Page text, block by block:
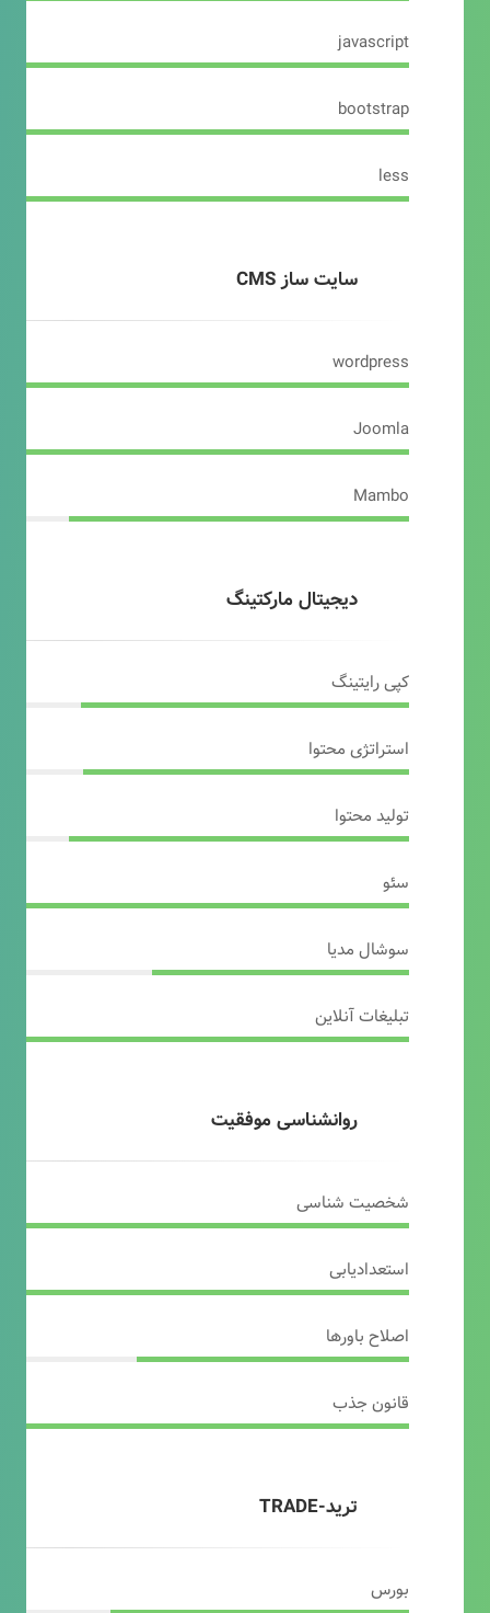
javascript
bootstrap
less
سایت ساز CMS
wordpress
Joomla
Mambo
دیجیتال مارکتینگ
کپی رایتینگ
استراتژی محتوا
تولید محتوا
سئو
سوشال مدیا
تبلیغات آنلاین
روانشناسی موفقیت
شخصیت شناسی
استعدادیابی
اصلاح باورها
قانون جذب
ترید-TRADE
بورس